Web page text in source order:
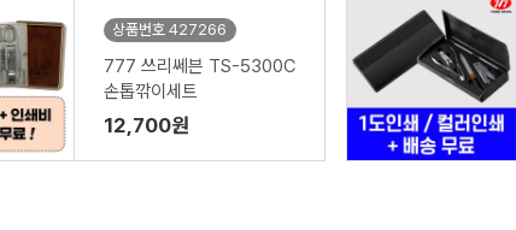
상품번호 427266
777 쓰리쎄븐 TS-5300C
손톱깎이세트
12,700원